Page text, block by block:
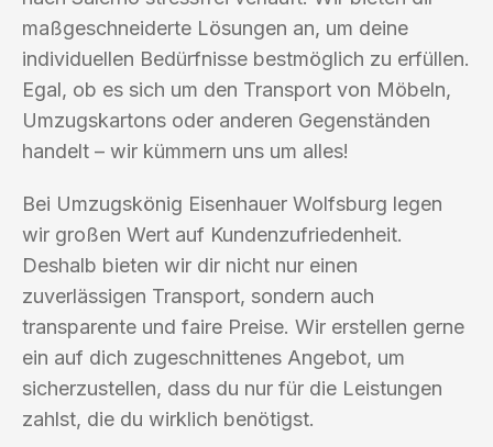
maßgeschneiderte Lösungen an, um deine
individuellen Bedürfnisse bestmöglich zu erfüllen.
Egal, ob es sich um den Transport von Möbeln,
Umzugskartons oder anderen Gegenständen
handelt – wir kümmern uns um alles!
Bei Umzugskönig Eisenhauer Wolfsburg legen
wir großen Wert auf Kundenzufriedenheit.
Deshalb bieten wir dir nicht nur einen
zuverlässigen Transport, sondern auch
transparente und faire Preise. Wir erstellen gerne
ein auf dich zugeschnittenes Angebot, um
sicherzustellen, dass du nur für die Leistungen
zahlst, die du wirklich benötigst.